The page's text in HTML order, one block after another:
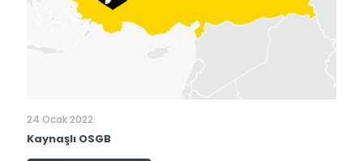
24 Ocak 2022
Kaynaşlı OSGB